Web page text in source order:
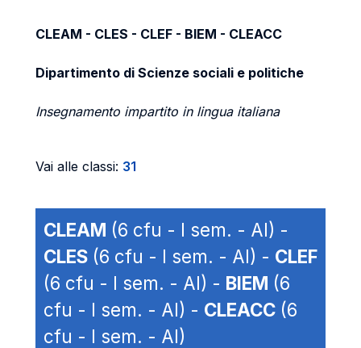
CLEAM - CLES - CLEF - BIEM - CLEACC
Dipartimento di Scienze sociali e politiche
Insegnamento impartito in lingua italiana
Vai alle classi: 31
CLEAM (6 cfu - I sem. - AI) -
CLES (6 cfu - I sem. - AI) - CLEF
(6 cfu - I sem. - AI) - BIEM (6
cfu - I sem. - AI) - CLEACC (6
cfu - I sem. - AI)